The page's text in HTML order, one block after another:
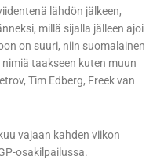
lähdön jälkeen,
millä sijalla jälleen ajoi
on suuri, niin suomalainen
taakseen kuten muun
Tim Edberg, Freek van
vajaan kahden viikon
osakilpailussa.